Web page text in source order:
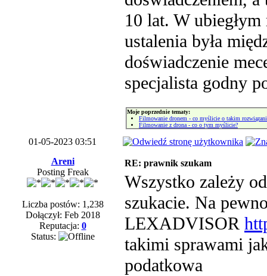
10 lat. W
ustalenia była
doświadczenie
specjalista godny
Moje poprzednie tematy:
Filmowanie dronem - co myślicie o takim
Filmowanie z drona - co o tym myślicie?
01-05-2023 03:51
Areni
Posting Freak
Liczba postów: 1,238
Dołączył: Feb 2018
Reputacja: 0
Status:
RE: prawnik szukam
Wszystko zależy
szukacie. Na
LEXADVISOR
takimi sprawami
podatkowa